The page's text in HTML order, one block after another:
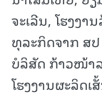
ຈະເລີນ, ໂຮງງ
ທຸລະກິດຈາກ ສ
ບໍລິສັດ ກ້າວໜ້າ
ໂຮງງານຜະລິດ